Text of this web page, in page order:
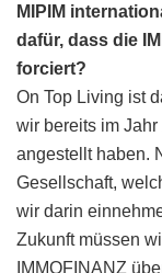
MIPIM
dafür, dass die
forciert?
On Top Living ist
wir bereits im
angestellt haben.
Gesellschaft,
wir darin
Zukunft müssen
IMMOFINANZ